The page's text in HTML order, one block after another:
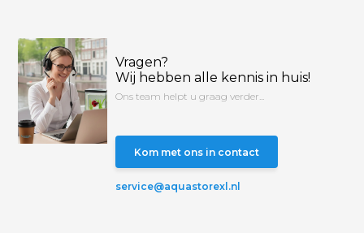
Vragen?
Wij hebben alle kennis in huis!
Ons team helpt u graag verder...
Kom met ons in contact
service@aquastorexl.nl